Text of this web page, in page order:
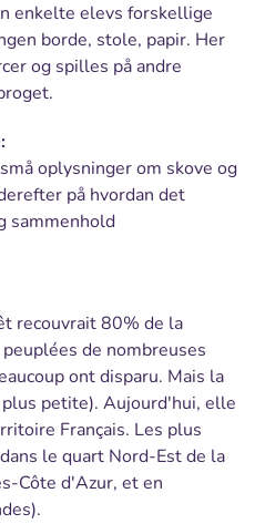
enkelte elevs forskellige
borde, stole, papir. Her
og spilles på andre
oplysninger om skove og
på hvordan det
sammenhold
recouvrait 80% de la
de nombreuses
ont disparu. Mais la
petite). Aujourd'hui, elle
Français. Les plus
le quart Nord-Est de la
Côte d'Azur, et en